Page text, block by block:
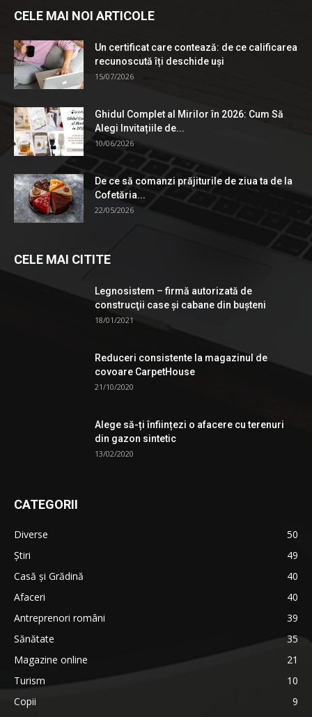
CELE MAI NOI ARTICOLE
Un certificat care contează: de ce calificarea
recunoscută îți deschide uși
15/07/2026
Ghidul Complet al Mirilor în 2026: Cum Să
Alegi Invitațiile de...
10/06/2026
De ce să comanzi prăjiturile de ziua ta de la
Cofetăria...
22/05/2026
CELE MAI CITITE
Legnosistem – firmă autorizată de
construcţii case și cabane din bușteni
18/01/2021
Reduceri consistente la magazinul de
covoare CarpetHouse
21/10/2020
Alege să-ți înființezi o afacere cu terenuri
din gazon sintetic
13/02/2020
CATEGORII
Diverse
50
Știri
49
Casă și Grădină
40
Afaceri
40
Antreprenori români
39
Sănătate
35
Magazine online
21
Turism
10
Copii
9